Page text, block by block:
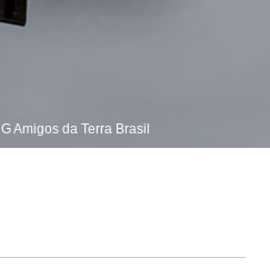
Amigos da Terra Brasil